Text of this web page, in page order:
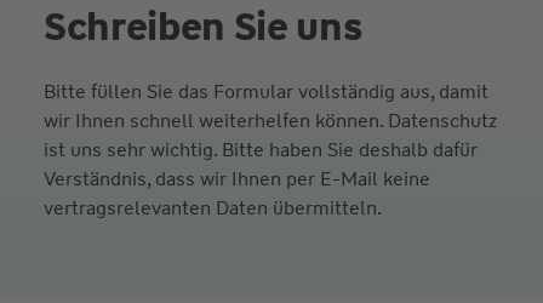
Schreiben Sie uns
Bitte füllen Sie das Formular vollständig aus, damit
wir Ihnen schnell weiterhelfen können. Datenschutz
ist uns sehr wichtig. Bitte haben Sie deshalb dafür
Verständnis, dass wir Ihnen per E-Mail keine
vertragsrelevanten Daten übermitteln.